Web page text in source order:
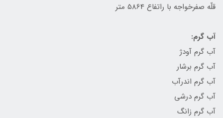
قلّه صفرخواجه با راتفاع 5864 متر
آب گرم:
آب گرم آودژ
آب گرم برشار
آب گرم اندرآب
آب گرم درشی
آب گرم زانگ